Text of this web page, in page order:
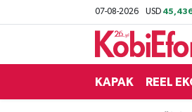
07-08-2026 USD
KAPAK REEL
BİLİŞİM PANO